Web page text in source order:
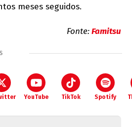
meses seguidos.
Fonte:Famitsu
YouTube TikTok Spotify